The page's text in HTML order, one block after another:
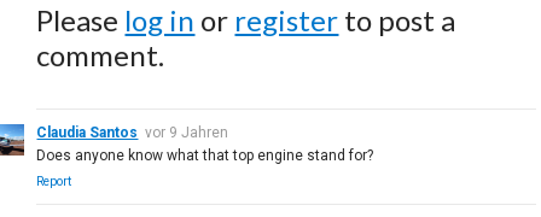
Please log in or register to post a
comment.
Claudia Santos vor 9 Jahren
Does anyone know what that top engine stand for?
Report